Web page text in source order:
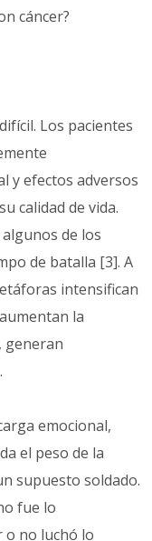
cáncer?
Los pacientes
y efectos adversos
calidad de vida.
de los
de batalla [3]. A
intensifican
la
, generan
emocional,
el peso de la
supuesto soldado.
fue lo
no luchó lo